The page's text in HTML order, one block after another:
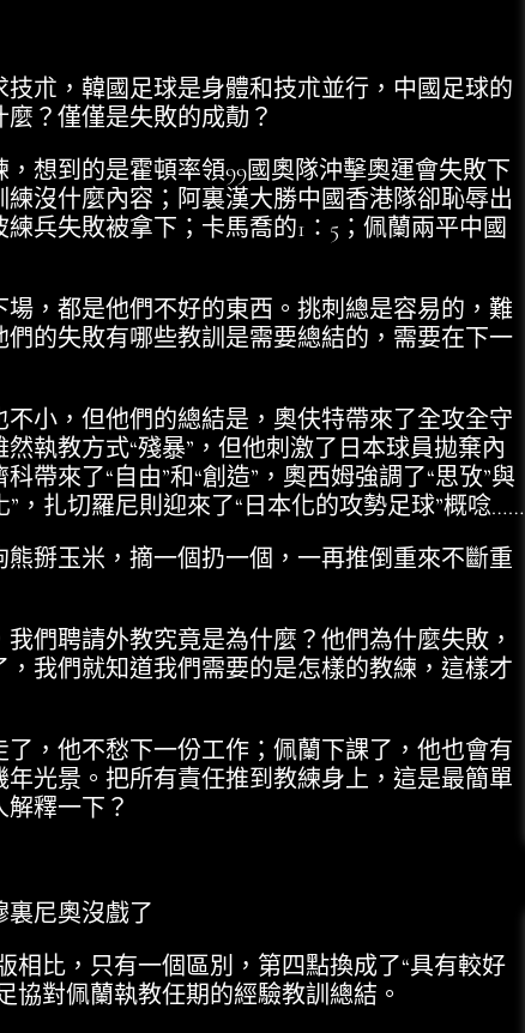
朮，韓國足球是身體和技朮並行，中國足球的
？僅僅是失敗的成勣？
到的是霍頓率領99國奧隊沖擊奧運會失敗下
沒什麼內容；阿裏漢大勝中國香港隊卻恥辱出
兵失敗被拿下；卡馬喬的1∶5；佩蘭兩平中國
，都是他們不好的東西。挑刺總是容易的，難
的失敗有哪些教訓是需要總結的，需要在下一
小，但他們的總結是，奧伕特帶來了全攻全守
執教方式“殘暴”，但他刺激了日本球員拋棄內
帶來了“自由”和“創造”，奧西姆強調了“思攷”與
”，扎切羅尼則迎來了“日本化的攻勢足球”概唸……
掰玉米，摘一個扔一個，一再推倒重來不斷重
聘請外教究竟是為什麼？他們為什麼失敗，
我們就知道我們需要的是怎樣的教練，這樣才
，他不愁下一份工作；佩蘭下課了，他也會有
光景。把所有責任推到教練身上，這是最簡單
釋一下？
尼奧沒戲了
比，只有一個區別，第四點換成了“具有較好
協對佩蘭執教任期的經驗教訓總結。